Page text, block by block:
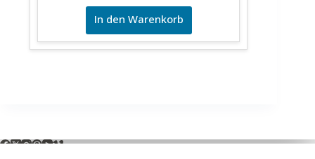
In den Warenkorb